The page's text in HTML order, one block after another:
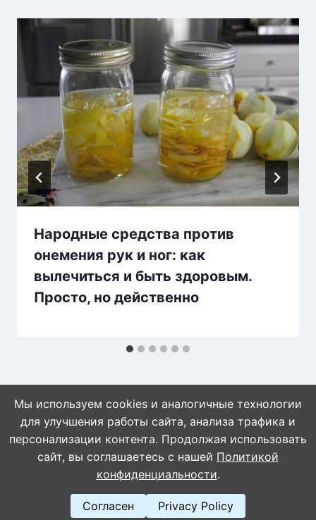
Народные средства против
онемения рук и ног: как
вылечиться и быть здоровым.
Просто, но действенно
© 2026 Знахарушка - все о здоровье!
Мы используем cookies и аналогичные технологии
для улучшения работы сайта, анализа трафика и
персонализации контента. Продолжая использовать
сайт, вы соглашаетесь с нашей Политикой
конфиденциальности.
Согласен Privacy Policy